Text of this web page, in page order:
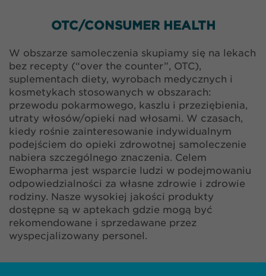
OTC/CONSUMER HEALTH
W obszarze samoleczenia skupiamy się na lekach
bez recepty (“over the counter”, OTC),
suplementach diety, wyrobach medycznych i
kosmetykach stosowanych w obszarach:
przewodu pokarmowego, kaszlu i przeziębienia,
utraty włosów/opieki nad włosami. W czasach,
kiedy rośnie zainteresowanie indywidualnym
podejściem do opieki zdrowotnej samoleczenie
nabiera szczególnego znaczenia. Celem
Ewopharma jest wsparcie ludzi w podejmowaniu
odpowiedzialności za własne zdrowie i zdrowie
rodziny. Nasze wysokiej jakości produkty
dostępne są w aptekach gdzie mogą być
rekomendowane i sprzedawane przez
wyspecjalizowany personel.